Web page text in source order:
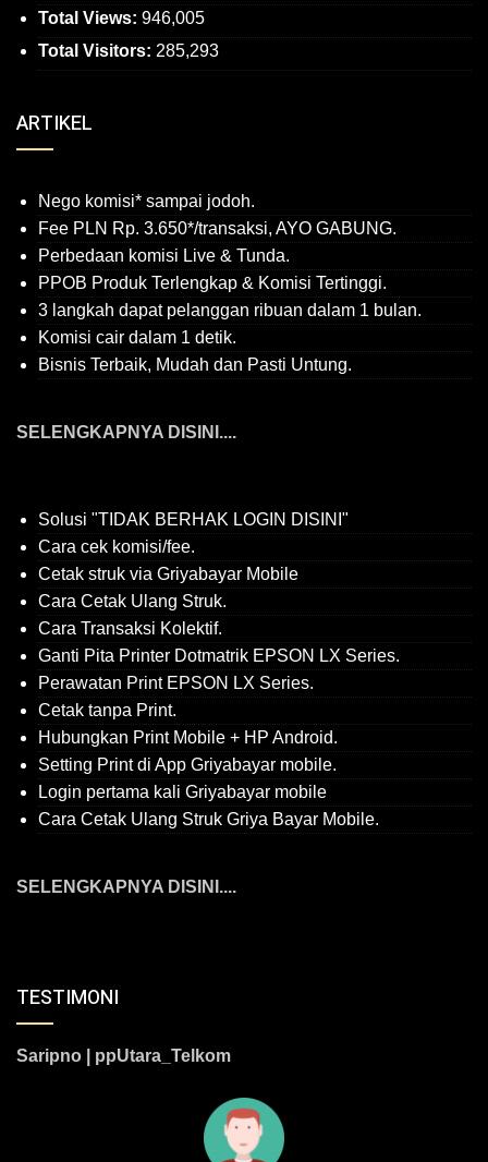
Total Views: 946,005
Total Visitors: 285,293
ARTIKEL
Nego komisi* sampai jodoh.
Fee PLN Rp. 3.650*/transaksi, AYO GABUNG.
Perbedaan komisi Live & Tunda.
PPOB Produk Terlengkap & Komisi Tertinggi.
3 langkah dapat pelanggan ribuan dalam 1 bulan.
Komisi cair dalam 1 detik.
Bisnis Terbaik, Mudah dan Pasti Untung.
SELENGKAPNYA DISINI....
Solusi "TIDAK BERHAK LOGIN DISINI"
Cara cek komisi/fee.
Cetak struk via Griyabayar Mobile
Cara Cetak Ulang Struk.
Cara Transaksi Kolektif.
Ganti Pita Printer Dotmatrik EPSON LX Series.
Perawatan Print EPSON LX Series.
Cetak tanpa Print.
Hubungkan Print Mobile + HP Android.
Setting Print di App Griyabayar mobile.
Login pertama kali Griyabayar mobile
Cara Cetak Ulang Struk Griya Bayar Mobile.
SELENGKAPNYA DISINI....
TESTIMONI
Saripno | ppUtara_Telkom